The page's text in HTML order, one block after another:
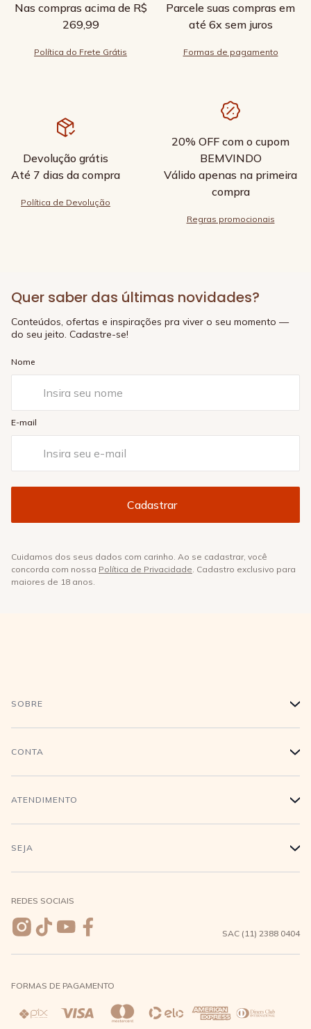
Nas compras acima de R$
269,99
Política do Frete Grátis
Parcele suas compras em
até 6x sem juros
Formas de pagamento
Devolução grátis
Até 7 dias da compra
Política de Devolução
20% OFF com o cupom
BEMVINDO
Válido apenas na primeira
compra
Regras promocionais
Quer saber das últimas novidades?
Conteúdos, ofertas e inspirações pra viver o seu momento —
do seu jeito. Cadastre-se!
Nome
E-mail
Cuidamos dos seus dados com carinho. Ao se cadastrar, você
concorda com nossa Política de Privacidade. Cadastro exclusivo para
maiores de 18 anos.
SOBRE +
História
Conecte-se
CONTA +
Login
Meus pedidos
Wishlist
ATENDIMENTO +
Compra Segura
Entrega e Frete
Trocas e Devoluções
Direito de Arrependimento
SEJA +
REDES SOCIAIS
SAC (11) 2388 0404
FORMAS DE PAGAMENTO